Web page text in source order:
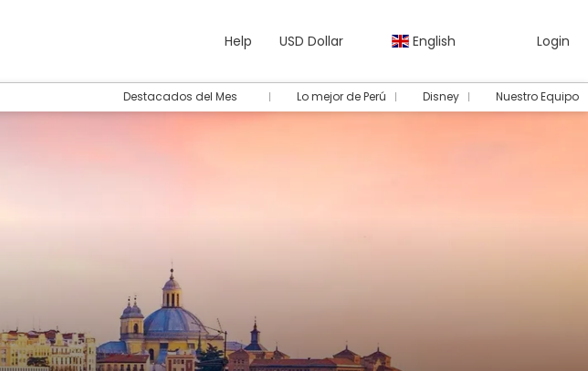
Help USD Dollar English Login
Destacados del Mes Lo mejor de Perú Disney Nuestro Equipo